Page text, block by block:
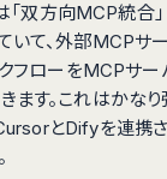
「双方向MCP統合
いて、外部MCPサ
フローをMCPサー
ます。これはかな
とDifyを連携